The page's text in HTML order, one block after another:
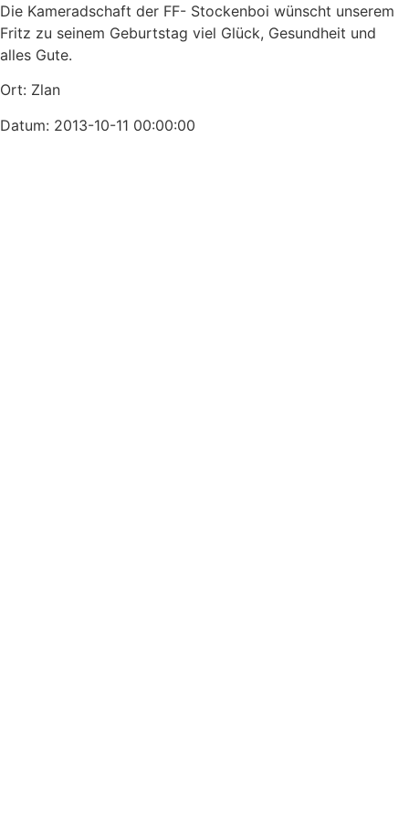
Die Kameradschaft der FF- Stockenboi wünscht unserem
Fritz zu seinem Geburtstag viel Glück, Gesundheit und
alles Gute.
Ort: Zlan
Datum: 2013-10-11 00:00:00